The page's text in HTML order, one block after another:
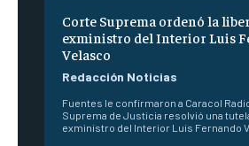
Corte Suprema ordenó la
exministro del Interior Luis
Velasco
Redacción Noticias
Fuentes le confirmaron a Caracol
Suprema de Justicia resolvió una
exministro del Interior Luis Fernando